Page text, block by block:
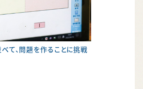
て、問題を作ることに挑戦